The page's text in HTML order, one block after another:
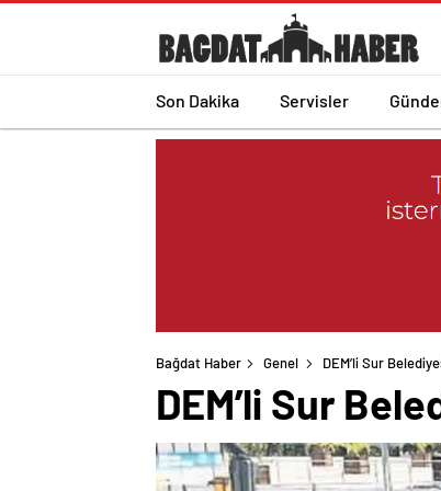
Son Dakika Servisler
Bağdat Haber Genel DEM’li Sur
DEM’li Sur